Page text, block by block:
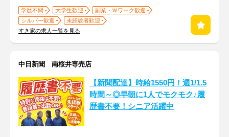
学歴不問 大学生歓迎
副業・Ｗワーク歓迎
シルバー歓迎
未経験者歓迎
すき家の求人一覧を見る
中日新聞 南桜井専売店
【新聞配達】時給1550円！週1/1.5
時間～◎早朝に1人でモクモク♪履
歴書不要！シニア活躍中